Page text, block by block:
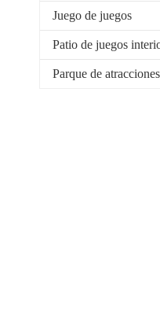
Juego de juegos
Patio de juegos
Parque de